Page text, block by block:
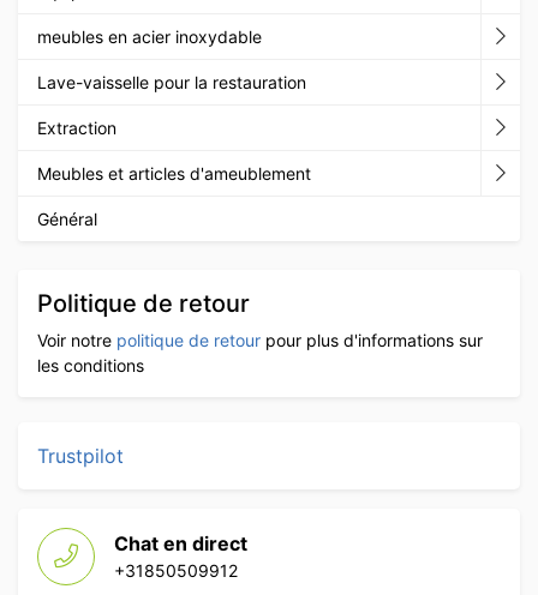
meubles en acier inoxydable
Lave-vaisselle pour la restauration
Extraction
Meubles et articles d'ameublement
Général
Politique de retour
Voir notre politique de retour pour plus d'informations sur
les conditions
Trustpilot
Chat en direct
+31850509912